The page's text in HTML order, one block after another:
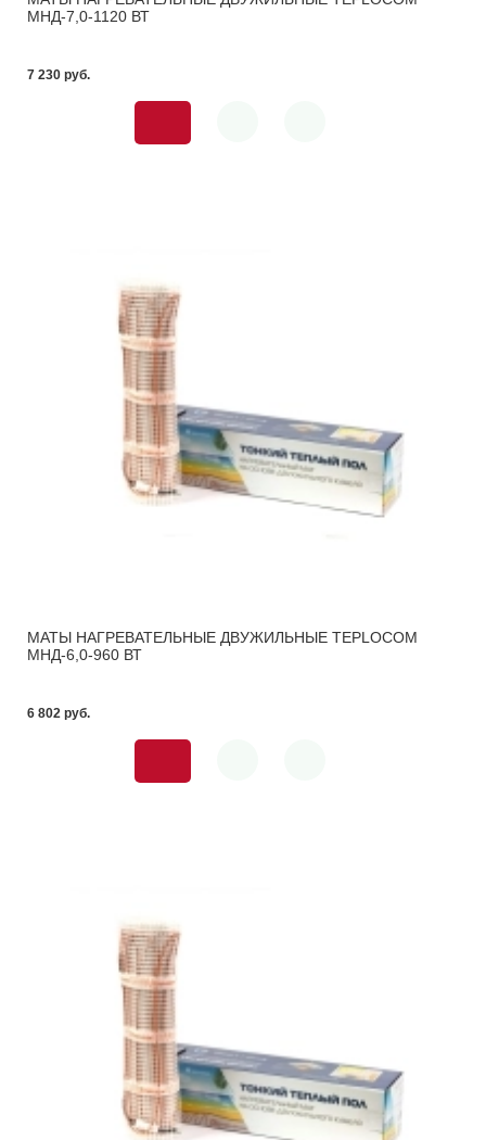
МНД-7,0-1120 ВТ
7 230 pуб.
МАТЫ НАГРЕВАТЕЛЬНЫЕ ДВУЖИЛЬНЫЕ TEPLOCOM
МНД-6,0-960 ВТ
6 802 pуб.